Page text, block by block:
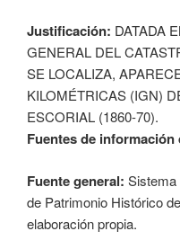
Justificación: DATADA
GENERAL DEL
SE LOCALIZA,
KILOMÉTRICAS (IGN)
ESCORIAL (1860-70).
Fuentes de información
Fuente general: Sistema
de Patrimonio Histórico
elaboración propia.